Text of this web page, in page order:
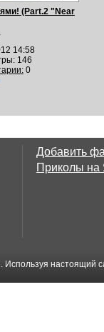
(Part.2 "Near
14:58
146
0
Добавить
Приколы
настоящий